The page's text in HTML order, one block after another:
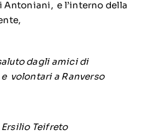
Antoniani, e l’interno della
dagli amici di
volontari a Ranverso
Teifreto